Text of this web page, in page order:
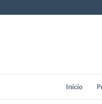
Inicio